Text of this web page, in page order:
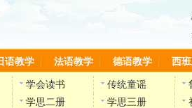
语教学 法语教学 德语教学 西
学会读书 传统童谣
学思二册 学思三册